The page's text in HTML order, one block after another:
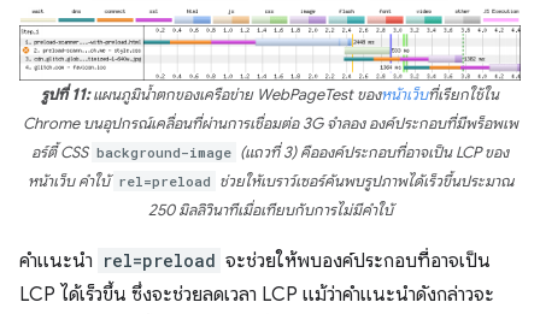
รูปที่ 11:แผนภูมิน้ำตกของเครือข่าย WebPageTest ของหน้าเว็บที่เรียกใช้ใน
Chrome บนอุปกรณ์เคลื่อนที่ผ่านการเชื่อมต่อ 3G จำลอง องค์ประกอบที่มีพร็อพเพ
อร์ตี้ CSS background-image (แถวที่ 3) คือองค์ประกอบที่อาจเป็น LCP ของ
หน้าเว็บ คำใบ้ rel=preload ช่วยให้เบราว์เซอร์ค้นพบรูปภาพได้เร็วขึ้นประมาณ
250 มิลลิวินาทีเมื่อเทียบกับการไม่มีคำใบ้
คำแนะนำ rel=preload จะช่วยให้พบองค์ประกอบที่อาจเป็น
LCP ได้เร็วขึ้น ซึ่งจะช่วยลดเวลา LCP แม้ว่าคำแนะนำดังกล่าวจะ